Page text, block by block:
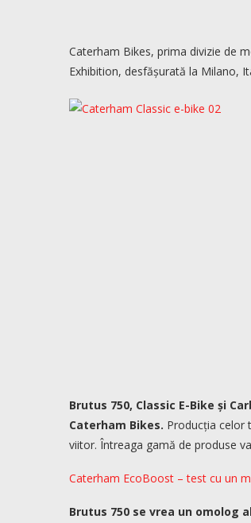
Caterham Bikes, prima divizie de
Exhibition, desfășurată la Milano,
Brutus 750, Classic E-Bike și
Caterham Bikes. Producția celor
viitor. Întreaga gamă de produse
Caterham EcoBoost – test cu un
Brutus 750 se vrea un omolog